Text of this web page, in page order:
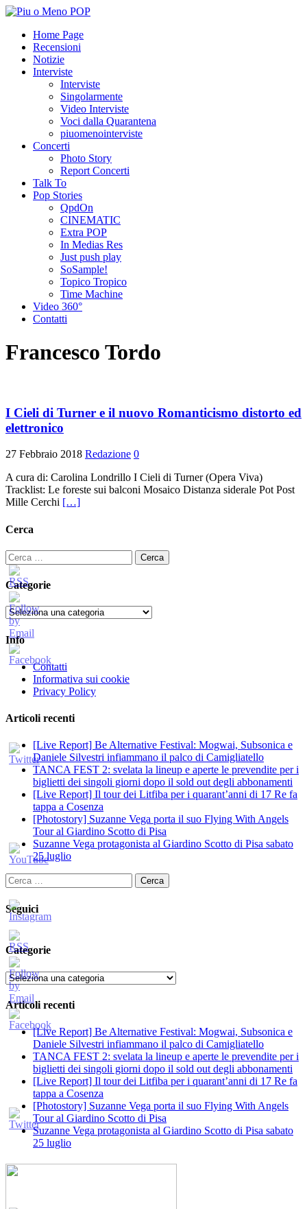
Home Page
Recensioni
Notizie
Interviste
Interviste
Singolarmente
Video Interviste
Voci dalla Quarantena
piuomenointerviste
Concerti
Photo Story
Report Concerti
Talk To
Pop Stories
QpdOn
CINEMATIC
Extra POP
In Medias Res
Just push play
SoSample!
Topico Tropico
Time Machine
Video 360°
Contatti
Francesco Tordo
I Cieli di Turner e il nuovo Romanticismo distorto ed
elettronico
27 Febbraio 2018 Redazione 0
A cura di: Carolina Londrillo I Cieli di Turner (Opera Viva)
Tracklist: Le foreste sui balconi Mosaico Distanza siderale Pot Post
Mille Cerchi […]
Cerca
Ricerca
per:
Categorie
Categorie
Info
Contatti
Informativa sui cookie
Privacy Policy
Articoli recenti
[Live Report] Be Alternative Festival: Mogwai, Subsonica e
Daniele Silvestri infiammano il palco di Camigliatello
TANCA FEST 2: svelata la lineup e aperte le prevendite per i
biglietti dei singoli giorni dopo il sold out degli abbonamenti
[Live Report] Il tour dei Litfiba per i quarant’anni di 17 Re fa
tappa a Cosenza
[Photostory] Suzanne Vega porta il suo Flying With Angels
Tour al Giardino Scotto di Pisa
Suzanne Vega protagonista al Giardino Scotto di Pisa sabato
25 luglio
Ricerca
per:
Seguici
Categorie
Categorie
Articoli recenti
[Live Report] Be Alternative Festival: Mogwai, Subsonica e
Daniele Silvestri infiammano il palco di Camigliatello
TANCA FEST 2: svelata la lineup e aperte le prevendite per i
biglietti dei singoli giorni dopo il sold out degli abbonamenti
[Live Report] Il tour dei Litfiba per i quarant’anni di 17 Re fa
tappa a Cosenza
[Photostory] Suzanne Vega porta il suo Flying With Angels
Tour al Giardino Scotto di Pisa
Suzanne Vega protagonista al Giardino Scotto di Pisa sabato
25 luglio